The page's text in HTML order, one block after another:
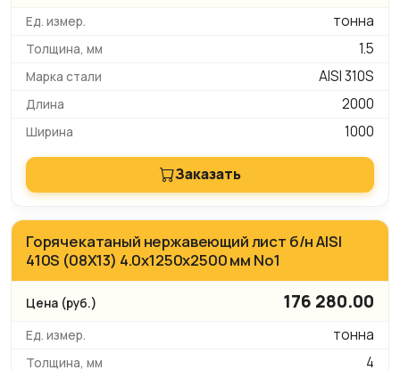
тонна
1.5
AISI 310S
2000
1000
Заказать
Горячекатаный нержавеющий лист б/н AISI
410S (08Х13) 4.0х1250х2500 мм No1
176 280.00
тонна
4